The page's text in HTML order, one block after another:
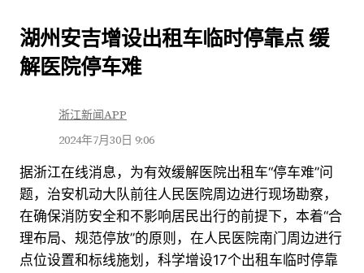
湖州安吉增设出租车临时停靠点 缓
解医院停车难
浙江新闻APP
2024年7月30日 9:06
据浙江在线消息，为有效缓解医院出租车“停车难”问
题，治安机动大队前往人民医院周边进行现场勘察，
在确保消防安全和不影响居民出行的前提下，本着“合
理布局、规范停放”的原则，在人民医院南门周边进行
点位设置和标线施划，科学增设17个出租车临时停靠